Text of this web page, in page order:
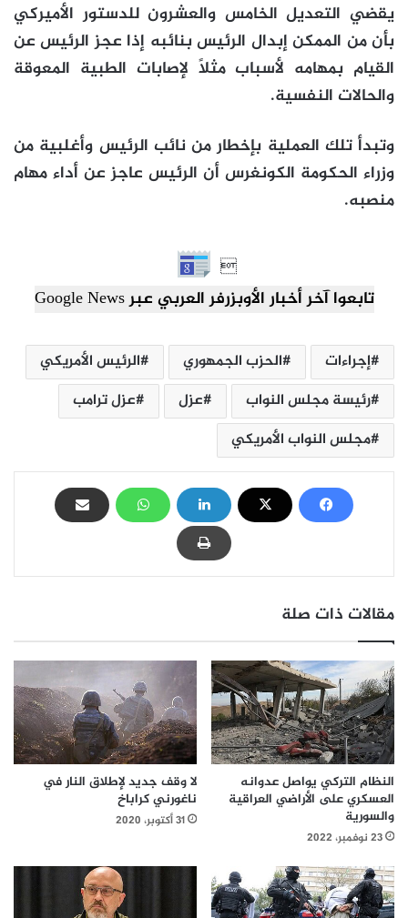
يقضي التعديل الخامس والعشرون للدستور الأميركي
بأن من الممكن إبدال الرئيس بنائبه إذا عجز الرئيس عن
القيام بمهامه لأسباب مثلاً لإصابات الطبية المعوقة
والحالات النفسية.
وتبدأ تلك العملية بإخطار من نائب الرئيس وأغلبية من
وزراء الحكومة الكونغرس أن الرئيس عاجز عن أداء مهام
منصبه.

تابعوا آخر أخبار الأوبزرفر العربي عبر Google News
إجراءات الحزب الجمهوري
الرئيس الأمريكي
رئيسة مجلس النواب
عزل
عزل ترامب
مجلس النواب الأمريكي
مقالات ذات صلة
النظام التركي يواصل عدوانه
العسكري على الأراضي العراقية
والسورية
23 نوفمبر، 2022
لا وقف جديد لإطلاق النار في
ناغورني كراباخ
31 أكتوبر، 2020